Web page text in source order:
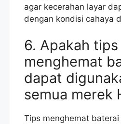
agar kecerahan layar
dengan kondisi cahaya
6. Apakah tips
menghemat
dapat
semua merek
Tips menghemat baterai